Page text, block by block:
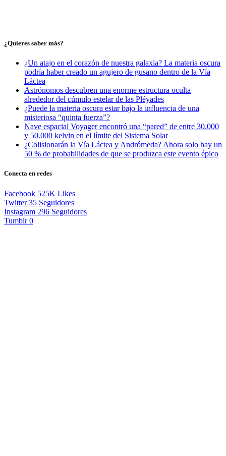
¿Quieres saber más?
¿Un atajo en el corazón de nuestra galaxia? La materia oscura
podría haber creado un agujero de gusano dentro de la Vía
Láctea
Astrónomos descubren una enorme estructura oculta
alrededor del cúmulo estelar de las Pléyades
¿Puede la materia oscura estar bajo la influencia de una
misteriosa “quinta fuerza”?
Nave espacial Voyager encontró una “pared” de entre 30.000
y 50.000 kelvin en el límite del Sistema Solar
¿Colisionarán la Vía Láctea y Andrómeda? Ahora solo hay un
50 % de probabilidades de que se produzca este evento épico
Conecta en redes
Facebook 525K Likes
Twitter 35 Seguidores
Instagram 296 Seguidores
Tumblr 0